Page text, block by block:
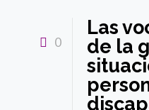
0
Las
de la